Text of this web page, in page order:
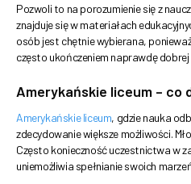
Pozwoli to na porozumienie się z
znajduje się w materiałach
osób jest chętnie wybierana,
często ukończeniem naprawdę dobrej
Amerykańskie liceum – co
Amerykańskie liceum, gdzie nauka
zdecydowanie większe możliwości.
Często konieczność uczestnictwa w
uniemożliwia spełnianie swoich